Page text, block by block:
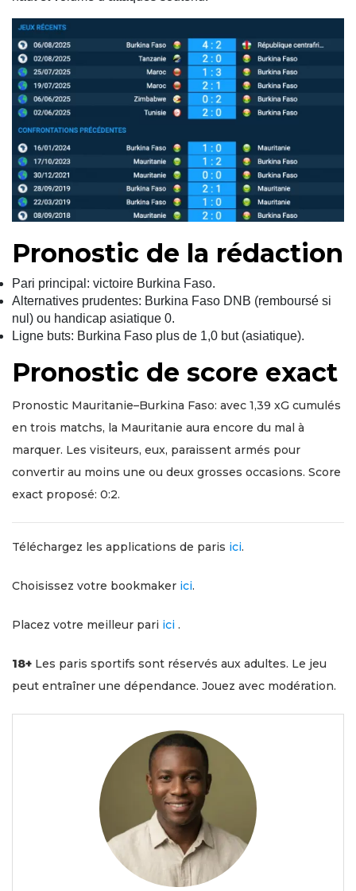
Pronostic de la rédaction
Pari principal: victoire Burkina Faso.
Alternatives prudentes: Burkina Faso DNB (remboursé si
nul) ou handicap asiatique 0.
Ligne buts: Burkina Faso plus de 1,0 but (asiatique).
Pronostic de score exact
Pronostic Mauritanie–Burkina Faso: avec 1,39 xG cumulés
en trois matchs, la Mauritanie aura encore du mal à
marquer. Les visiteurs, eux, paraissent armés pour
convertir au moins une ou deux grosses occasions. Score
exact proposé: 0:2.
Téléchargez les applications de paris ici.
Choisissez votre bookmaker ici.
Placez votre meilleur pari iсi .
18+ Les paris sportifs sont réservés aux adultes. Le jeu
peut entraîner une dépendance. Jouez avec modération.